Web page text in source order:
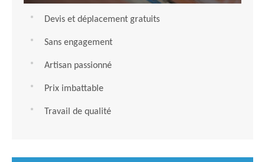
Devis et déplacement gratuits
Sans engagement
Artisan passionné
Prix imbattable
Travail de qualité